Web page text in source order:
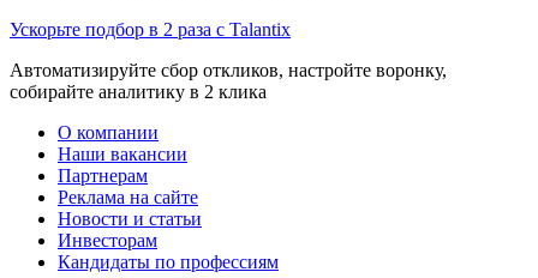
Ускорьте подбор в 2 раза с Talantix
Автоматизируйте сбор откликов, настройте воронку,
собирайте аналитику в 2 клика
О компании
Наши вакансии
Партнерам
Реклама на сайте
Новости и статьи
Инвесторам
Кандидаты по профессиям